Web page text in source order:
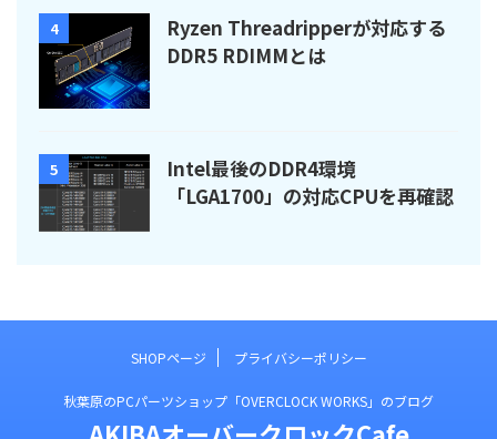
4
Ryzen Threadripperが対応する
DDR5 RDIMMとは
5
Intel最後のDDR4環境
「LGA1700」の対応CPUを再確認
SHOPページ プライバシーポリシー
秋葉原のPCパーツショップ「OVERCLOCK WORKS」のブログ